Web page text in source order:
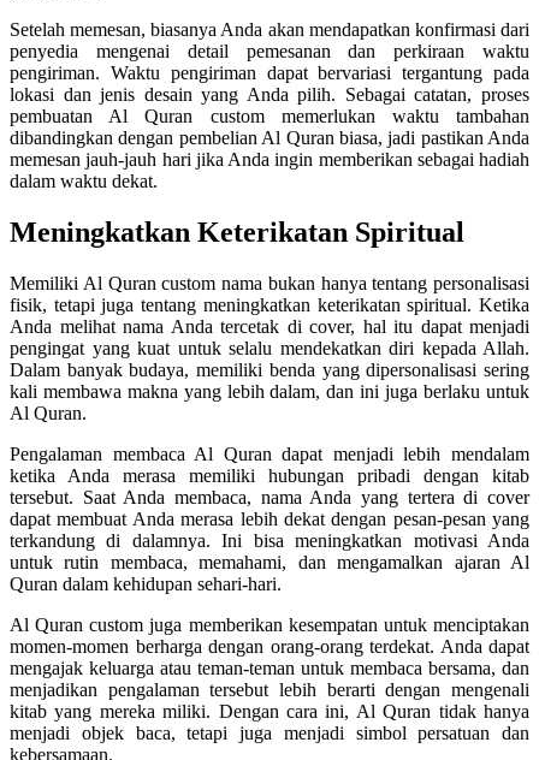
Setelah memesan, biasanya Anda akan mendapatkan konfirmasi dari
penyedia mengenai detail pemesanan dan perkiraan waktu
pengiriman. Waktu pengiriman dapat bervariasi tergantung pada
lokasi dan jenis desain yang Anda pilih. Sebagai catatan, proses
pembuatan Al Quran custom memerlukan waktu tambahan
dibandingkan dengan pembelian Al Quran biasa, jadi pastikan Anda
memesan jauh-jauh hari jika Anda ingin memberikan sebagai hadiah
dalam waktu dekat.
Meningkatkan Keterikatan Spiritual
Memiliki Al Quran custom nama bukan hanya tentang personalisasi
fisik, tetapi juga tentang meningkatkan keterikatan spiritual. Ketika
Anda melihat nama Anda tercetak di cover, hal itu dapat menjadi
pengingat yang kuat untuk selalu mendekatkan diri kepada Allah.
Dalam banyak budaya, memiliki benda yang dipersonalisasi sering
kali membawa makna yang lebih dalam, dan ini juga berlaku untuk
Al Quran.
Pengalaman membaca Al Quran dapat menjadi lebih mendalam
ketika Anda merasa memiliki hubungan pribadi dengan kitab
tersebut. Saat Anda membaca, nama Anda yang tertera di cover
dapat membuat Anda merasa lebih dekat dengan pesan-pesan yang
terkandung di dalamnya. Ini bisa meningkatkan motivasi Anda
untuk rutin membaca, memahami, dan mengamalkan ajaran Al
Quran dalam kehidupan sehari-hari.
Al Quran custom juga memberikan kesempatan untuk menciptakan
momen-momen berharga dengan orang-orang terdekat. Anda dapat
mengajak keluarga atau teman-teman untuk membaca bersama, dan
menjadikan pengalaman tersebut lebih berarti dengan mengenali
kitab yang mereka miliki. Dengan cara ini, Al Quran tidak hanya
menjadi objek baca, tetapi juga menjadi simbol persatuan dan
kebersamaan.